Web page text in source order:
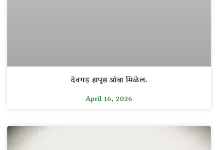
देवगड हापूस आंबा मिळेल.
April 16, 2026